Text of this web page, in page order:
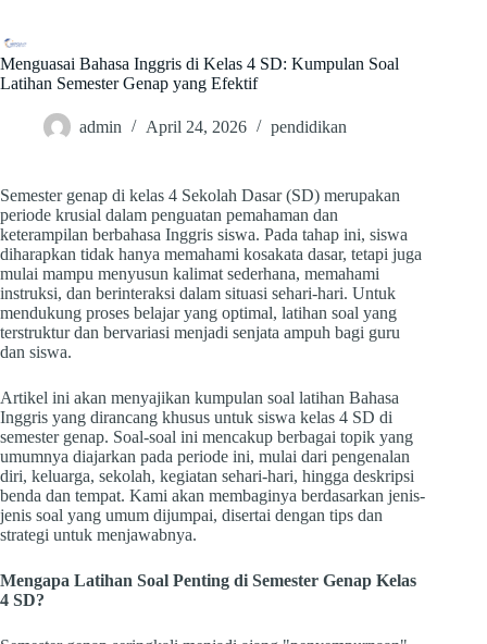
content
Menguasai Bahasa Inggris di Kelas 4 SD: Kumpulan Soal
Latihan Semester Genap yang Efektif
admin April 24, 2026 pendidikan
Semester genap di kelas 4 Sekolah Dasar (SD) merupakan
periode krusial dalam penguatan pemahaman dan
keterampilan berbahasa Inggris siswa. Pada tahap ini, siswa
diharapkan tidak hanya memahami kosakata dasar, tetapi juga
mulai mampu menyusun kalimat sederhana, memahami
instruksi, dan berinteraksi dalam situasi sehari-hari. Untuk
mendukung proses belajar yang optimal, latihan soal yang
terstruktur dan bervariasi menjadi senjata ampuh bagi guru
dan siswa.
Artikel ini akan menyajikan kumpulan soal latihan Bahasa
Inggris yang dirancang khusus untuk siswa kelas 4 SD di
semester genap. Soal-soal ini mencakup berbagai topik yang
umumnya diajarkan pada periode ini, mulai dari pengenalan
diri, keluarga, sekolah, kegiatan sehari-hari, hingga deskripsi
benda dan tempat. Kami akan membaginya berdasarkan jenis-
jenis soal yang umum dijumpai, disertai dengan tips dan
strategi untuk menjawabnya.
Mengapa Latihan Soal Penting di Semester Genap Kelas
4 SD?